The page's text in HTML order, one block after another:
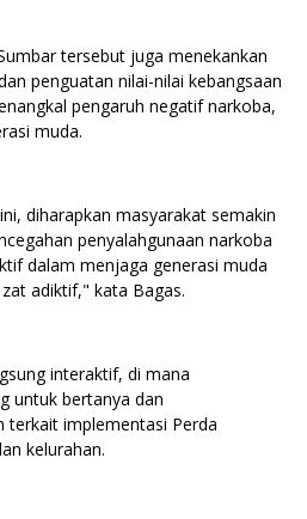
tersebut juga menekankan
penguatan nilai-nilai kebangsaan
pengaruh negatif narkoba,
muda.
diharapkan masyarakat semakin
penyalahgunaan narkoba
dalam menjaga generasi muda
adiktif," kata Bagas.
interaktif, di mana
untuk bertanya dan
terkait implementasi Perda
kelurahan.